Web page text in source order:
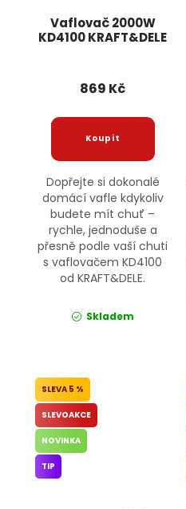
Vaflovač 2000W
KD4100 KRAFT&DELE
869 Kč
Dopřejte si dokonalé
domácí vafle kdykoliv
budete mít chuť –
rychle, jednoduše a
přesně podle vaší chuti
s vaflovačem KD4100
od KRAFT&DELE.
Skladem
5 %
SLEVOAKCE
NOVINKA
TIP